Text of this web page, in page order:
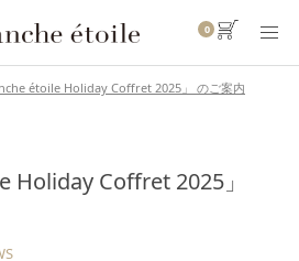
0
étoile Holiday Coffret 2025」 のご案内
Holiday Coffret 2025」